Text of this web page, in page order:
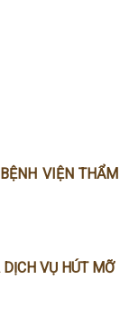
VIỆN THẨM
VỤ HÚT MỠ